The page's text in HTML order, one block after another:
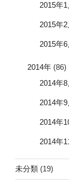
2015年
2015年
2015年
2014年 (86)
2014年
2014年
2014年
2014年
未分類 (19)